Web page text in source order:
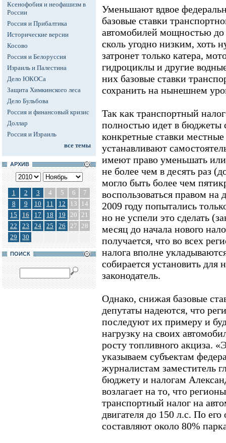
Ксенофобия и неофашизм в
России
Россия и Прибалтика
Исторические версии
Косово
Россия и Белоруссия
Израиль и Палестина
Дело ЮКОСа
Защита Химкинского леса
Дело Бульбова
Россия и финансовый кризис
Доллар
Россия и Израиль
все темы
АРХИВ
1 2 3 4 5 6
7
8
9 10 11 12 13
14
15
16 17 18 19 20 21
22
23 24 25 26 27 28
29
30
ПОИСК
Уменьшают вдвое
базовые ставки
автомобилей мощностью
сколь угодно низким, хоть
затронет только катера,
гидроциклы и другие
них базовые ставки
сохранить на нынешнем
Так как транспортный
полностью идет в бюджеты
конкретные ставки
устанавливают
имеют право уменьшать или
не более чем в десять раз
могло быть более чем
воспользоваться правом
2009 году попытались
но не успели это сделать
месяц до начала нового
получается, что во всех
налога вполне
собирается установить для
законодатель.
Однако, снижая базовые
депутаты надеются, что
последуют их примеру и
нагрузку на своих
росту топливного акциза.
указываем субъектам
журналистам заместитель
бюджету и налогам
возлагает на то, что
транспортный налог на
двигателя до 150 л.с. По
составляют около 80%